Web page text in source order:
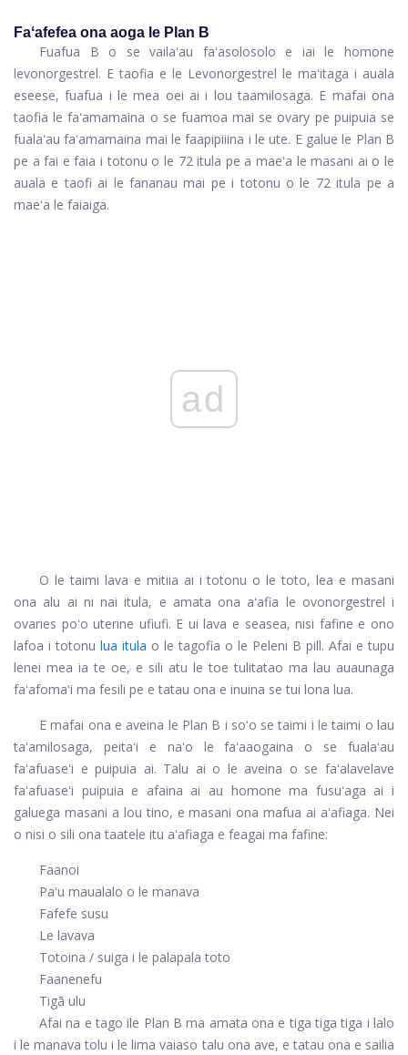
Faʻafefea ona aoga le Plan B
Fuafua B o se vailaʻau faʻasolosolo e iai le homone
levonorgestrel. E taofia e le Levonorgestrel le maʻitaga i auala
eseese, fuafua i le mea oei ai i lou taamilosaga. E mafai ona
taofia le faʻamamaina o se fuamoa mai se ovary pe puipuia se
fualaʻau faʻamamaina mai le faapipiiina i le ute. E galue le Plan B
pe a fai e faia i totonu o le 72 itula pe a maeʻa le masani ai o le
auala e taofi ai le fananau mai pe i totonu o le 72 itula pe a
maeʻa le faiaiga.
ad
O le taimi lava e mitiia ai i totonu o le toto, lea e masani
ona alu ai ni nai itula, e amata ona aʻafia le ovonorgestrel i
ovaries poʻo uterine ufiufi. E ui lava e seasea, nisi fafine e ono
lafoa i totonu lua itula o le tagofia o le Peleni B pill. Afai e tupu
lenei mea ia te oe, e sili atu le toe tulitatao ma lau auaunaga
faʻafomaʻi ma fesili pe e tatau ona e inuina se tui lona lua.
E mafai ona e aveina le Plan B i soʻo se taimi i le taimi o lau
taʻamilosaga, peitaʻi e naʻo le faʻaaogaina o se fualaʻau
faʻafuaseʻi e puipuia ai. Talu ai o le aveina o se faʻalavelave
faʻafuaseʻi puipuia e afaina ai au homone ma fusuʻaga ai i
galuega masani a lou tino, e masani ona mafua ai aʻafiaga. Nei
o nisi o sili ona taatele itu aʻafiaga e feagai ma fafine:
Faanoi
Paʻu maualalo o le manava
Fafefe susu
Le lavava
Totoina / suiga i le palapala toto
Faanenefu
Tigā ulu
Afai na e tago ile Plan B ma amata ona e tiga tiga tiga i lalo
i le manava tolu i le lima vaiaso talu ona ave, e tatau ona e sailia